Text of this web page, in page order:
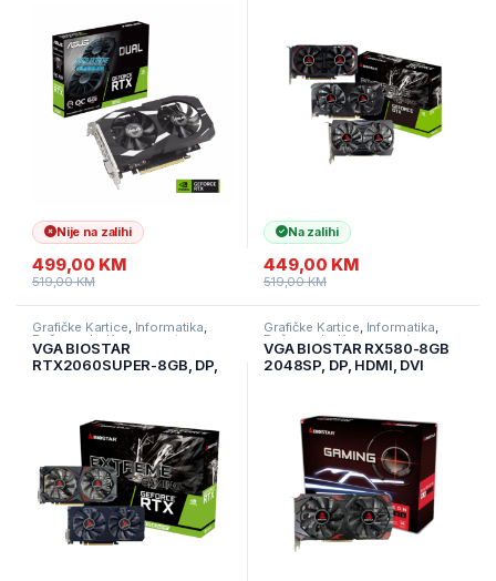
GDDR6 96bit, DVI-D, HDMI,
3xDP
Nije na zalihi
499,00 KM
519,00KM
Na zalihi
449,00 KM
519,00KM
Grafičke Kartice, Informatika,
Računarske Komponente
VGA BIOSTAR
RTX2060SUPER-8GB, DP,
Grafičke Kartice, Informatika,
Računarske Komponente
VGA BIOSTAR RX580-8GB
2048SP, DP, HDMI, DVI